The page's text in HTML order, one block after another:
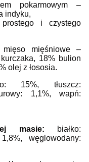
pokarmowym –
indyku,
i czystego
mięśniowe –
18% bulion
olej z łososia.
15%, tłuszcz:
1,1%, wapń:
masie:
białko:
1,8%,węglowodany: